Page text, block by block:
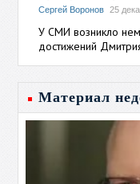
Сергей Воронов 25
У СМИ возникло
достижений
Материал